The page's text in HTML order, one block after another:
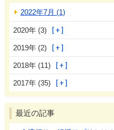
2022年7月 (1)
2020年 (3)
2019年 (2)
2018年 (11)
2017年 (35)
最近の記事